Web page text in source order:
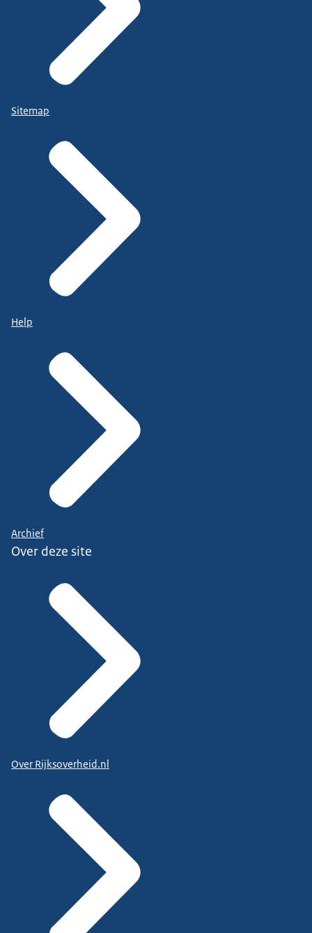
Sitemap
Help
Archief
Over deze site
Over Rijksoverheid.nl